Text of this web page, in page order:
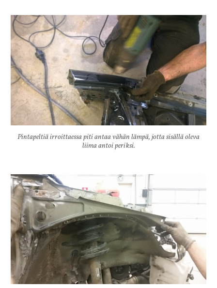
Pintapeltiä irroittaessa piti antaa vähän lämpä, jotta sisällä oleva
liima antoi periksi.